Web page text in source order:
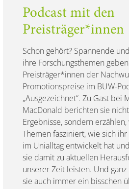
Podcast mit den
Preisträger*innen
Schon gehört? Spannende
ihre Forschungsthemen
Preisträger*innen der
Promotionspreise im BUW-
„Ausgezeichnet“. Zu Gast bei
MacDonald berichten sie
Ergebnisse, sondern
Themen fasziniert, wie sich
im Unialltag entwickelt hat
sie damit zu aktuellen
unserer Zeit leisten. Und
sie auch immer ein bisschen